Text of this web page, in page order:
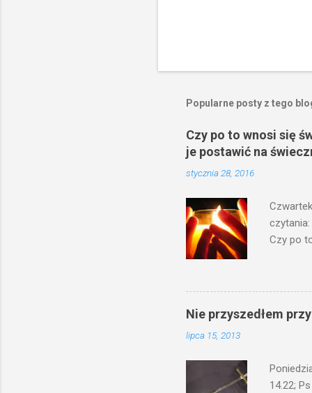
Popularne posty z tego
Czy po to wnosi się
je postawić na
stycznia 28, 2016
czytania:
Czy po
niechaj
ma. W
by je
Nie przyszedłem
lipca 15, 2013
14.22;